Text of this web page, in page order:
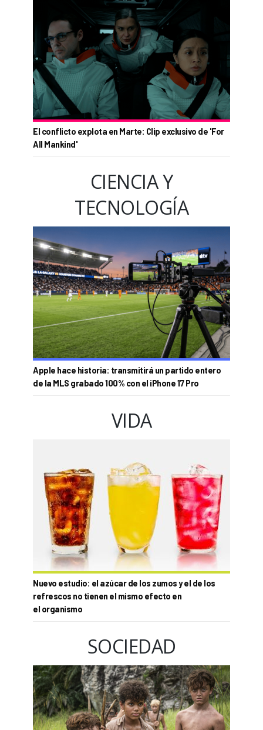
El conflicto explota en Marte: Clip exclusivo de 'For
All Mankind'
CIENCIA Y
TECNOLOGÍA
Apple hace historia: transmitirá un partido entero
de la MLS grabado 100% con el iPhone 17 Pro
VIDA
Nuevo estudio: el azúcar de los zumos y el de los
refrescos no tienen el mismo efecto en
el organismo
SOCIEDAD